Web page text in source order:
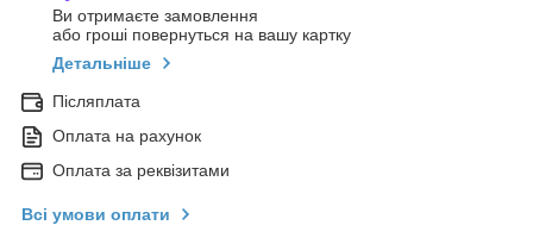
Ви отримаєте замовлення
або гроші повернуться на вашу картку
Детальніше
Післяплата
Оплата на рахунок
Оплата за реквізитами
Всі умови оплати